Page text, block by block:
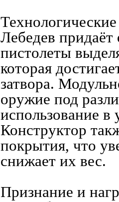
Лебедев придаёт
пистолеты
которая
затвора.
оружие под
использование в
Конструктор
покрытия, что
снижает их вес.
Признание и